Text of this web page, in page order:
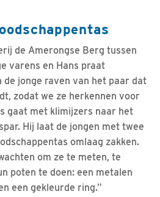
de Amerongse Berg tussen
varens en Hans praat
de jonge raven van het paar dat
zodat we ze herkennen voor
gaat met klimijzers naar het
Hij laat de jongen met twee
omlaag zakken.
om ze te meten, te
poten te doen: een metalen
een gekleurde ring.”